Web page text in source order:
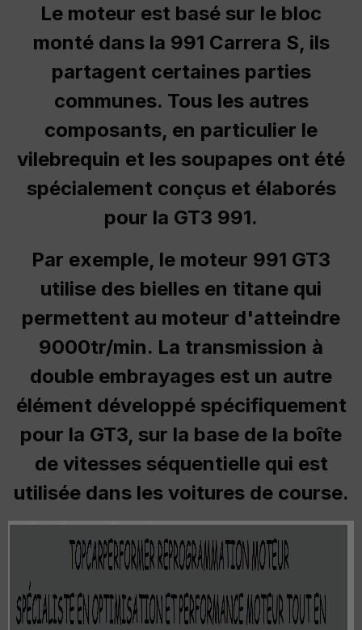
Le moteur est basé sur le bloc
monté dans la 991 Carrera S, ils
partagent certaines parties
communes. Tous les autres
composants, en particulier le
vilebrequin et les soupapes ont été
spécialement conçus et élaborés
pour la GT3 991.
Par exemple, le moteur 991 GT3
utilise des bielles en titane qui
permettent au moteur d'atteindre
9000tr/min. La transmission à
double embrayages est un autre
élément développé spécifiquement
pour la GT3, sur la base de la boîte
de vitesses séquentielle qui est
utilisée dans les voitures de course.